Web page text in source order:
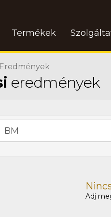
Termékek
Eredmények
eredmények
Adj